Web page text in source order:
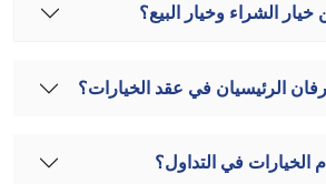
خيار الشراء وخيار البيع؟
الرئيسيان في عقد الخيارات؟
في التداول؟